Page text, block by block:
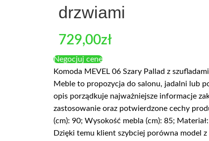
drzwiami
729,00zł
Negocjuj cenę
Komoda MEVEL 06 Szary Pallad z
Meble to propozycja do salonu, jadalni lub
opis porządkuje najważniejsze informacje
zastosowanie oraz potwierdzone cechy
(cm): 90; Wysokość mebla (cm): 85;
Dzięki temu klient szybciej porówna model